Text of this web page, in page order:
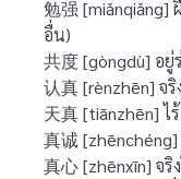
勉强 [miǎnqiǎng]
อื่น)
共度 [gòngdù] อ
认真 [rènzhēn] จริ
天真 [tiānzhēn] ไ
真诚 [zhēnchéng]
真心 [zhēnxīn] จริ